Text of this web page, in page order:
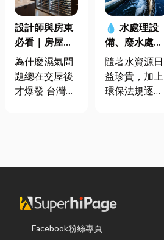
設計師與房東
必看｜房屋濕
氣重怎麼辦？
全屋除濕機＋
全熱交換器整
為什麼濕氣問
題總在交屋後
才爆發 台灣氣
同步規劃空氣
濕氣會躲進看
不到的地方持
續發酵。常見
💧 水處理設
備、廢水處理
工程與回收水
工程完整解析
｜打造高效率
隨著水資源日
益珍貴，加上
環保法規逐漸
資源管理。透
不僅能改善水
Facebook粉絲專頁